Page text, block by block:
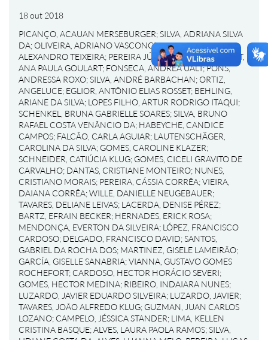
18 out 2018
PICANÇO, ACAUAN MERSEBURGER;SILVA, ADRIANA SILVA
DA;OLIVEIRA, ADRIANO VASCONCELOS DE;GOMES,
ALEXANDRO TEIXEIRA; PEREIRA JÚNIOR, ALÉRCIO; BONAT,
ANA PAULA GOULART; FONSECA, ANDREA UALT;PONS,
ANDRESSA ROXO;SILVA, ANDRÉ BARBACHAN;ORTIZ,
ANGELUCE; EGLIOR, ANTÔNIO ELIAS ROSSET; BEHLING,
ARIANE DA SILVA; LOPES FILHO, ARTUR RODRIGO ITAQUI;
SCHENKEL, BRUNA GABRIELLE SOARES;SILVA, BRUNO
RAFAEL COSTA VENÂNCIO DA; HABEYCHE, CANDICE
CAMPOS; FALCÃO, CARLA AGUIAR; LAUTENSCHÄGER,
CAROLINA DA SILVA; GOMES, CAROLINE KLAZER;
SCHNEIDER, CATIÚCIA KLUG; GOMES, CICELI GRAVITO DE
CARVALHO; DANTAS, CRISTIANE MONTEIRO; NUNES,
CRISTIANO MORAIS; PEREIRA, CÁSSIA CORRÊA;VIEIRA,
DAIANA CORRÊA;WILLE, DANIELLE NEUGEBAUER;
TAVARES, DELIANE LEIVAS; LACERDA, DENISE PÉREZ;
BARTZ, EFRAIN BECKER; HERNADES, ERICK ROSA;
MENDONÇA, EVERTON DA SILVEIRA; LÓPEZ, FRANCISCO
CARDOSO; DELGADO, FRANCISCO DAVID;SANTOS,
GABRIEL DA ROCHA DOS; MARTINEZ, GISELE LAMEIRÃO;
GARCÍA, GISELLE SANABRIA;VIANNA, GUSTAVO GOMES
ROCHEFORT; CARDOSO, HECTOR HORÁCIO SEVERI;
GOMES, HECTOR MEDINA; RIBEIRO, INDAIARA NUNES;
LUZARDO, JAVIER EDUARDO SILVEIRA; LUZARDO, JAVIER;
TAVARES, JOÃO ALFREDO KLUG; GUZMAN, JUAN CARLOS
LOZANO; CAMPELO, JÉSSICA STANDER; LIMA, KELLEN
CRISTINA BASQUE;ALVES, LAURA PAOLA RAMOS;SILVA,